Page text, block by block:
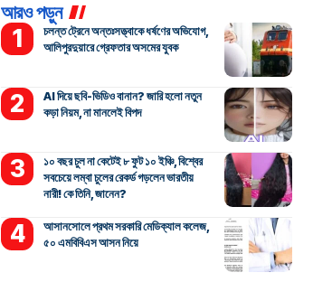
আরও পড়ুন
চলন্ত ট্রেনে অন্তঃসত্ত্বাকে ধর্ষণের অভিযোগ,
আলিপুরদুয়ারে গ্রেফতার অসমের যুবক
AI দিয়ে ছবি-ভিডিও বানান? জারি হলো নতুন
কড়া নিয়ম, না মানলেই বিপদ
১০ বছর চুল না কেটেই ৮ ফুট ১০ ইঞ্চি, বিশ্বের
সবচেয়ে লম্বা চুলের রেকর্ড গড়লেন ভারতীয়
নারী! কে তিনি, জানেন?
আসানসোলে প্রথম সরকারি মেডিক্যাল কলেজ,
৫০ এমবিবিএস আসন নিয়ে